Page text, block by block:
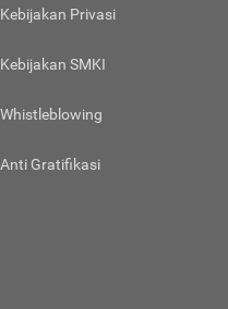
Kebijakan Privasi
Kebijakan SMKI
Whistleblowing
Anti Gratifikasi